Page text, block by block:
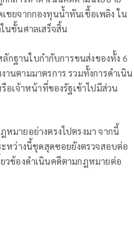
ชยจากกองทุนน้ำทันเชื้อเพลิง ใน
นชั้นศาลเสร็จสิ้น
กฐานใบกำกับการขนส่งของทั้ง 6
นตามมาตรการ รวมทั้งการดำเนิน
อเจ้าหน้าที่ของรัฐเข้าไปมีส่วน
มายอย่างตรงไปตรงมา จากนี้
ะหว่างนี้ชุดสุดซอยยังตรวจสอบต่อ
วข้องดำเนินคดีตามกฎหมายต่อ